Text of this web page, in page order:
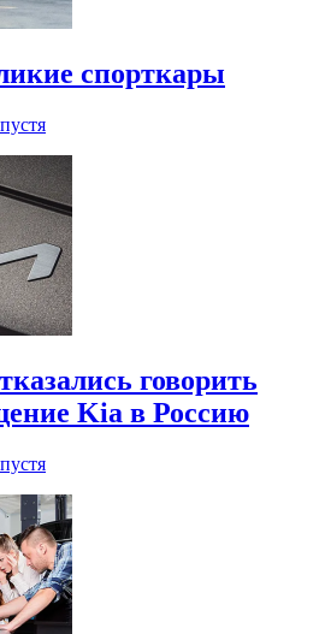
спорткары
говорить
Kia в Россию